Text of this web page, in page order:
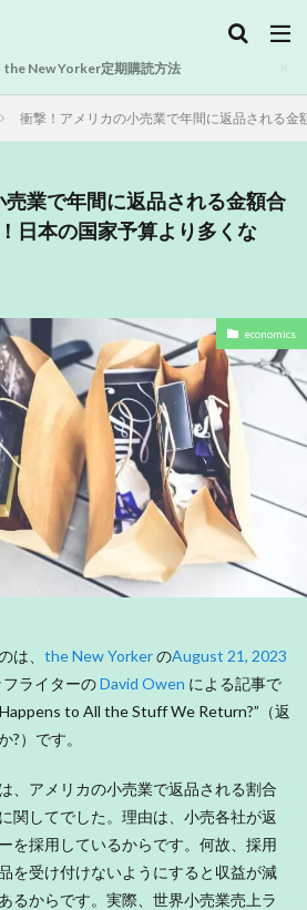
the New Yorker定期購読方法
衝撃！アメリカの小売業で年間に返品される
業で年間に返品される金額合
日本の国家予算より多くな
economics
は、 the New YorkerのAugust 21, 2023
ライターのDavid Owen による記事で
to All the Stuff We Return?”（返
?）です。
、アメリカの小売業で返品される割合
関してでした。理由は、小売各社が返
を採用しているからです。何故、採用
を受け付けないようにすると収益が減
るからです。実際、世界小売業売上ラ